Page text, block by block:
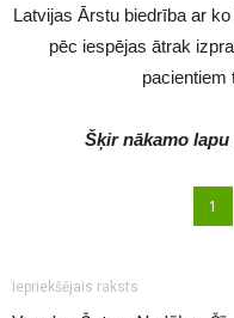
Latvijas Ārstu biedrība ar
pēc iespējas ātrak
pacientiem
Šķir nākamo
1
Iepriekšējais raksts